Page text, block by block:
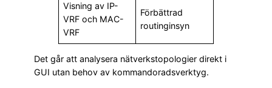
Visning av IP-
VRF och MAC-
VRF
Förbättrad
routinginsyn
Det går att analysera nätverkstopologier direkt i
GUI utan behov av kommandoradsverktyg.